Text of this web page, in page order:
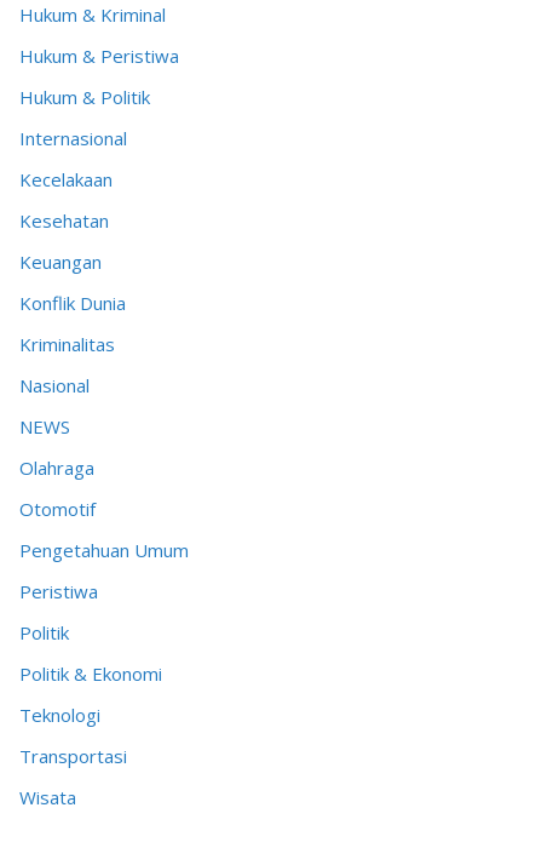
Hukum & Kriminal
Hukum & Peristiwa
Hukum & Politik
Internasional
Kecelakaan
Kesehatan
Keuangan
Konflik Dunia
Kriminalitas
Nasional
NEWS
Olahraga
Otomotif
Pengetahuan Umum
Peristiwa
Politik
Politik & Ekonomi
Teknologi
Transportasi
Wisata